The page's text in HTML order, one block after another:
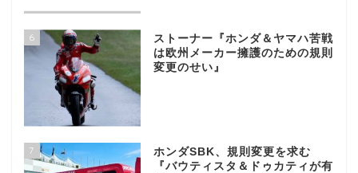
6
ストーナー『ホンダ＆ヤマハ苦戦
は欧州メーカー擁護のための規則
変更のせい』
7
ホンダSBK、規則変更を求む
『バウティスタ＆ドゥカティが有